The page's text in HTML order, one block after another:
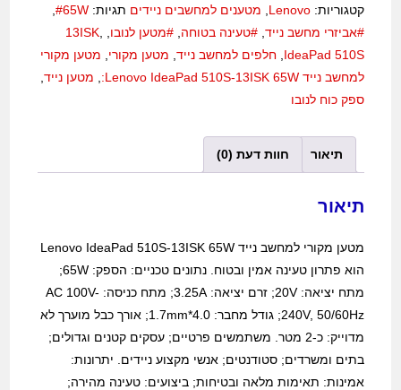
קטגוריות:Lenovo
, מטענים למחשבים ניידים תגיות:#65W
,
#אביזרי מחשב נייד,#טעינה בטוחה,#מטען לנובו,
13ISK,
IdeaPad 510S
,חלפים למחשב נייד, מטען מקורי, מטען מקורי
למחשב נייד Lenovo IdeaPad 510S-13ISK 65W:
, מטען נייד,
ספק כוח לנובו
תיאור חוות דעת (0)
תיאור
מטען מקורי למחשב נייד Lenovo IdeaPad 510S-13ISK 65W
הוא פתרון טעינה אמין ובטוח. נתונים טכניים: הספק: 65W;
מתח יציאה: 20V; זרם יציאה: 3.25A; מתח כניסה: AC 100V-
240V, 50/60Hz; גודל מחבר: 4.0*1.7mm; אורך כבל מוערך לא
מדוייק: כ-2 מטר. משתמשים פרטיים; עסקים קטנים וגדולים;
בתים ומשרדים; סטודנטים; אנשי מקצוע ניידים. יתרונות:
אמינות: תאימות מלאה ובטיחות; ביצועים: טעינה מהירה;